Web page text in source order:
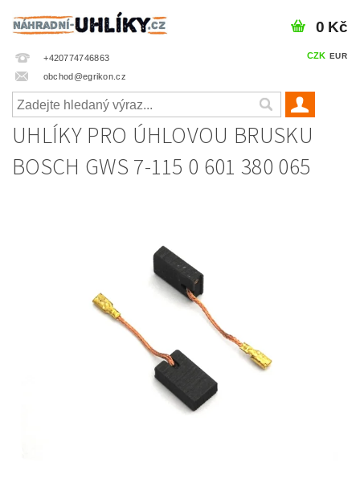
+420774746863
obchod@egrikon.cz
CZK EUR
0 Kč
UHLÍKY PRO ÚHLOVOU BRUSKU
BOSCH GWS 7-115 0 601 380 065